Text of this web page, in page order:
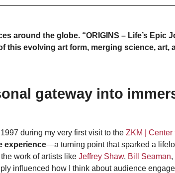
around the globe. “ORIGINS – Life’s Epic
this evolving art form, merging science, art,
gateway into
during my very first visit to the ZKM | Center
experience—a turning point that sparked a
work of artists like Jeffrey Shaw, Bill Seaman,
influenced how I think about audience